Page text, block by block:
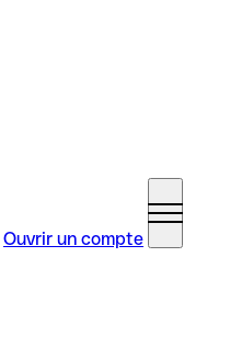
Ouvrir un compte